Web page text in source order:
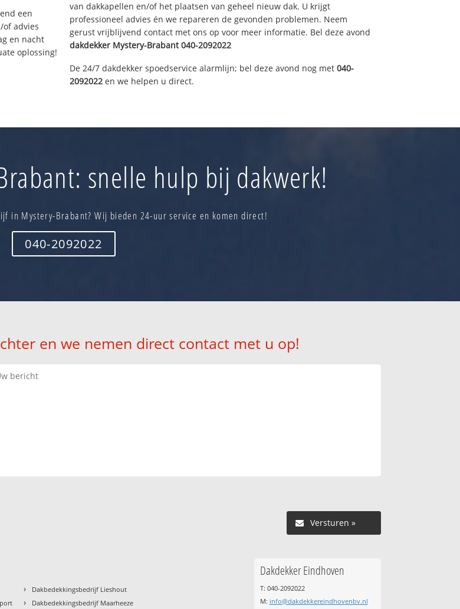
een
of advies
en nacht
oplossing!
van dakkapellen en/of het plaatsen van geheel nieuw dak. U krijgt
professioneel advies én we repareren de gevonden problemen. Neem
gerust vrijblijvend contact met ons op voor meer informatie. Bel deze avond
dakdekker Mystery-Brabant040-2092022
De 24/7 dakdekker spoedservice alarmlijn; bel deze avond nog met 040-
2092022 en we helpen u direct.
snelle hulp bij dakwerk!
in Mystery-Brabant? Wij bieden 24-uur service en komen direct!
040-2092022
en we nemen direct contact met u op!
Versturen »
› Dakbedekkingsbedrijf Lieshout
› Dakbedekkingsbedrijf Maarheeze
Dakdekker Eindhoven
T: 040-2092022
M: info@dakdekkereindhovenbv.nl